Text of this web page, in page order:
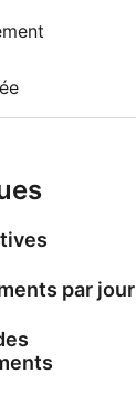
par jour